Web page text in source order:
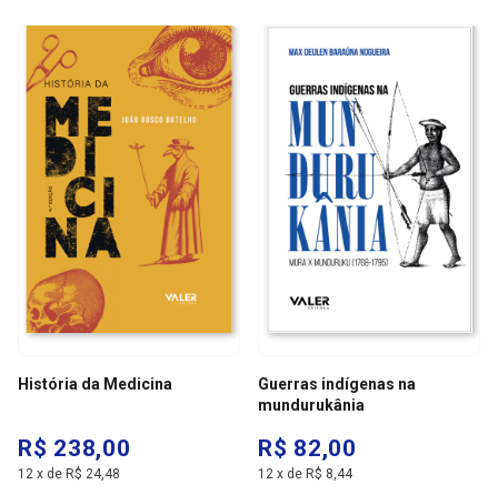
História da Medicina
R$ 238,00
12 x de R$ 24,48
Guerras indígenas na
mundurukânia
R$ 82,00
12 x de R$ 8,44